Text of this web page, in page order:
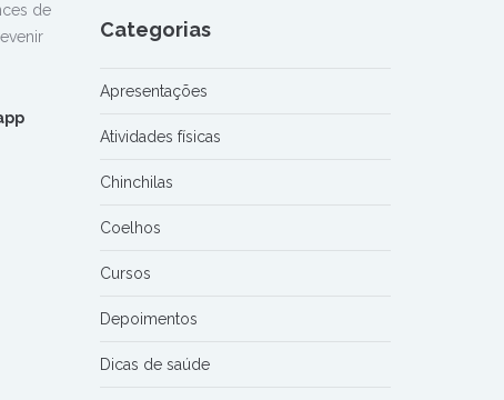
de
Categorias
Apresentações
Atividades físicas
Chinchilas
Coelhos
Cursos
Depoimentos
Dicas de saúde